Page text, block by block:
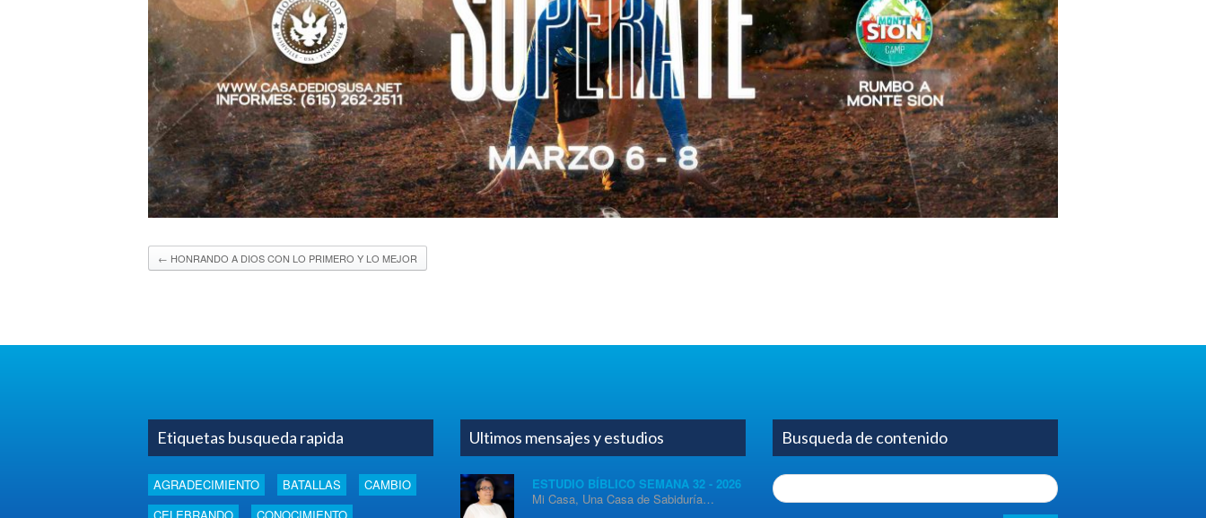
← HONRANDO A DIOS CON LO PRIMERO Y LO MEJOR
Etiquetas busqueda rapida
AGRADECIMIENTO BATALLAS
CAMBIO
Ultimos mensajes y estudios
ESTUDIO BÍBLICO SEMANA 32 - 2026
Mi Casa, Una Casa de Sabiduría…
Busqueda de contenido
Search
for: